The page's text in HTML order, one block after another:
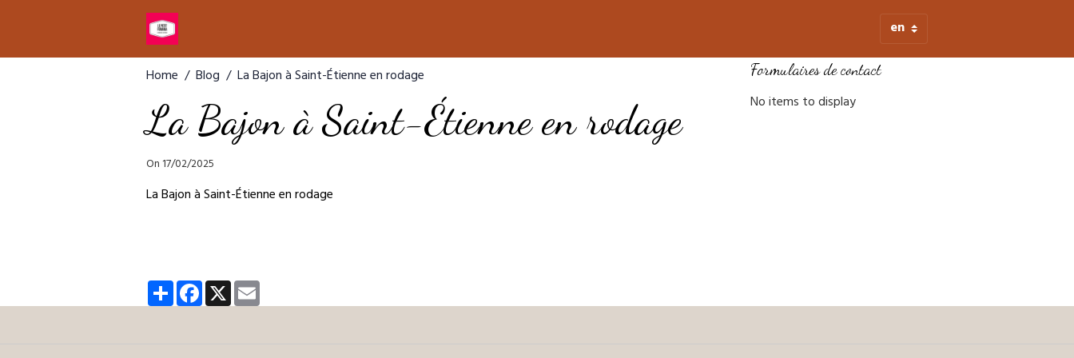
Home Blog La Bajon à Saint-Étienne en rodage
La Bajon à Saint-Étienne en rodage
On 17/02/2025
La Bajon à Saint-Étienne en rodage
PartagerFacebook
X
Formulaires de contact
No items to display